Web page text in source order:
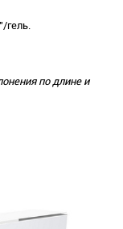
гель.
по длине и